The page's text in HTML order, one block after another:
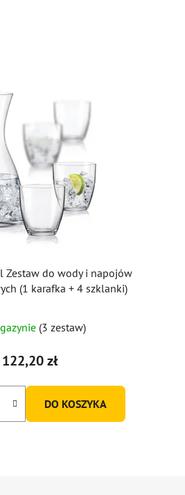
Zestaw do wody i napojów
(1 karafka + 4 szklanki)
(3 zestaw)
122,20 zł
DO KOSZYKA